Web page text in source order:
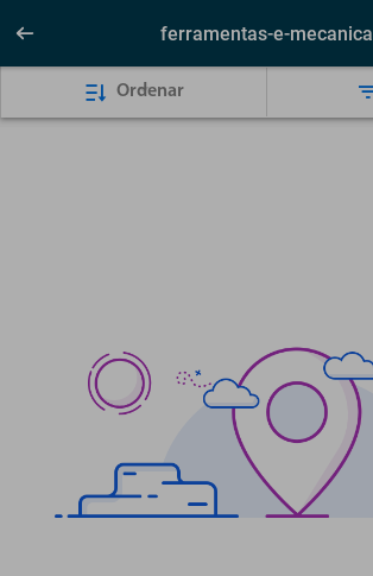
ferramentas-e-mecanica
Ordenar